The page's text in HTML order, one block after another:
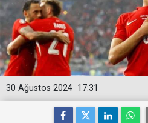
17:31
30 Ağustos 2024